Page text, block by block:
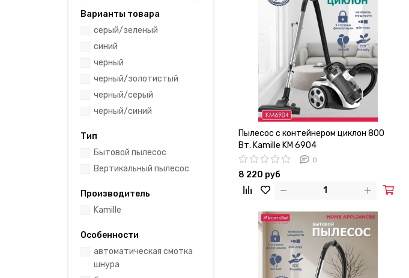
Варианты товара
серый/зеленый
синий
черный
черный/золотистый
черный/серый
черный/синий
Тип
Бытовой пылесос
Вертикальный пылесос
Производитель
Kamille
Особенности
автоматическая смотка
шнура
Пылесос с контейнером циклон 800
Вт. Kamille KM 6904
0
8 220 руб